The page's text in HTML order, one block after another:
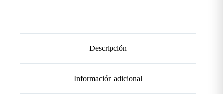
Descripción
Información adicional